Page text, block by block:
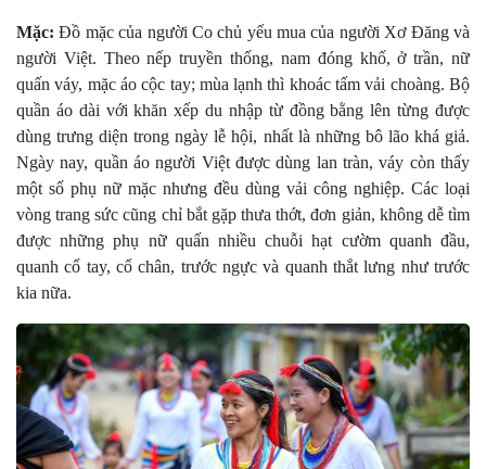
Mặc:Ðồ mặc của người Co chủ yếu mua của người Xơ Ðăng và
người Việt. Theo nếp truyền thống, nam đóng khố, ở trần, nữ
quấn váy, mặc áo cộc tay; mùa lạnh thì khoác tấm vải choàng. Bộ
quần áo dài với khăn xếp du nhập từ đồng bằng lên từng được
dùng trưng diện trong ngày lễ hội, nhất là những bô lão khá giả.
Ngày nay, quần áo người Việt được dùng lan tràn, váy còn thấy
một số phụ nữ mặc nhưng đều dùng vải công nghiệp. Các loại
vòng trang sức cũng chỉ bắt gặp thưa thớt, đơn giản, không dễ tìm
được những phụ nữ quấn nhiều chuỗi hạt cườm quanh đầu,
quanh cổ tay, cổ chân, trước ngực và quanh thắt lưng như trước
kia nữa.